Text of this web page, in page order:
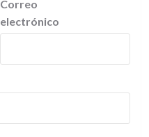
Correo
electrónico